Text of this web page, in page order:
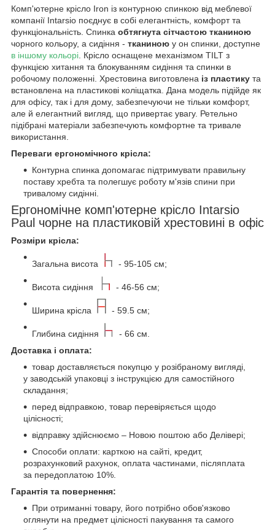
Комп'ютерне крісло Iron із контурною спинкою від меблевої
компанії Intarsio поєднує в собі елегантність, комфорт та
функціональність. Спинка обтягнута сітчастою тканиною
чорного кольору, а сидіння - тканиною у он спинки, доступне
в іншому кольорі. Крісло оснащене механізмом TILT з
функцією хитання та блокуванням сидіння та спинки в
робочому положенні. Хрестовина виготовлена із пластику та
встановлена на пластикові коліщатка. Дана модель підійде як
для офісу, так і для дому, забезпечуючи не тільки комфорт,
але й елегантний вигляд, що привертає увагу. Ретельно
підібрані матеріали забезпечують комфортне та тривале
використання.
Переваги ергономічного крісла:
Контурна спинка допомагає підтримувати правильну
поставу хребта та полегшує роботу м'язів спини при
тривалому сидінні.
Ергономічне комп'ютерне крісло Intarsio
Paul чорне на пластиковій хрестовині в офіс
Розміри крісла:
Загальна висота - 95-105 см;
Висота сидіння - 46-56 см;
Ширина крісла - 59.5 см;
Глибина сидіння
- 66 см.
Доставка і оплата:
товар доставляється покупцю у розібраному вигляді,
у заводській упаковці з інструкцією для самостійного
складання;
перед відправкою, товар перевіряється щодо
цілісності;
відправку здійснюємо – Новою поштою або Делівері;
Способи оплати: карткою на сайті, кредит,
розрахунковий рахунок, оплата частинами, післяплата
за передоплатою 10%.
Гарантія та повернення:
При отриманні товару, його потрібно обов'язково
оглянути на предмет цілісності пакування та самого